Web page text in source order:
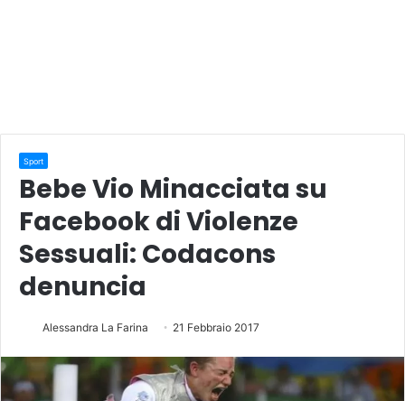
Sport
Bebe Vio Minacciata su
Facebook di Violenze
Sessuali: Codacons
denuncia
Alessandra La Farina 21 Febbraio 2017